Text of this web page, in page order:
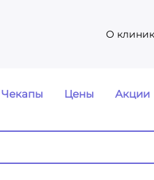
О
Чекапы Цены Акции